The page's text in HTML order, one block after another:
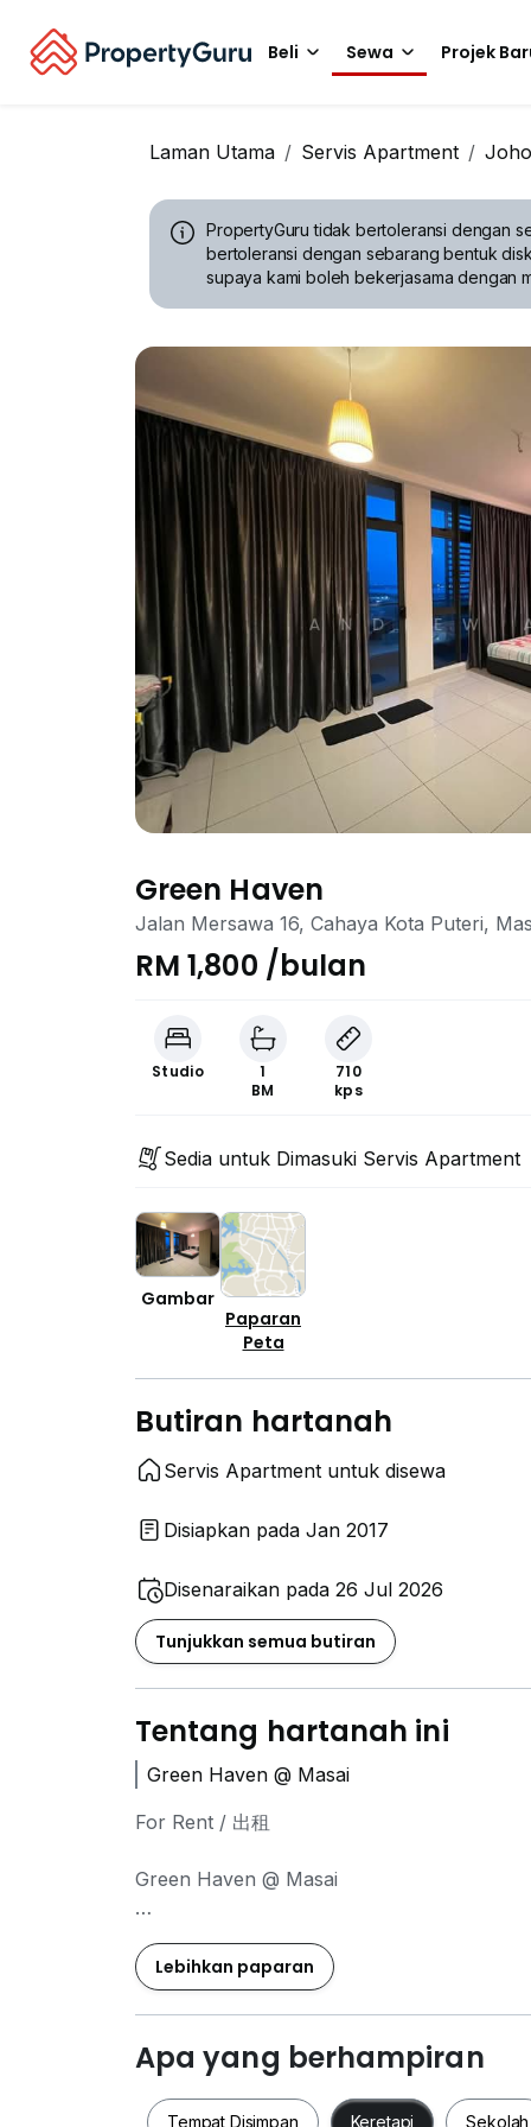
Beli Sewa Projek
Laman Utama Servis Apartment
PropertyGuru tidak bertoleransi dengan
bertoleransi dengan sebarang bentuk
supaya kami boleh bekerjasama dengan
Green Haven
Jalan Mersawa 16, Cahaya Kota Puteri,
RM 1,800 /bulan
Studio
1
BM
710
kps
Sedia untuk Dimasuki Servis Apartment
Gambar
Paparan
Peta
Butiran hartanah
Servis Apartment untuk disewa
Disiapkan pada Jan 2017
Disenaraikan pada 26 Jul 2026
Tunjukkan semua butiran
Tentang hartanah ini
Green Haven @ Masai
For Rent / 出租
Green Haven @ Masai
• Studio
• 710 sqft
• ⁠Block B
• Fully Furnished
• ⁠Sea View
• 1 Car Park
Lebihkan paparan
Apa yang berhampiran
Tempat Disimpan Keretapi Sekolah